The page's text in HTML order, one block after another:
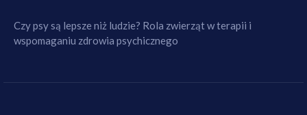
Czy psy są lepsze niż ludzie? Rola zwierząt w terapii i
wspomaganiu zdrowia psychicznego